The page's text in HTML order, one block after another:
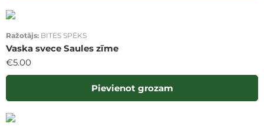
Ražotājs: BITES SPĒKS
Vaska svece Saules zīme
€5.00
Pievienot grozam